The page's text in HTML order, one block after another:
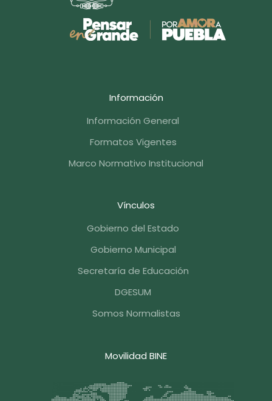
Información
Información General
Formatos Vigentes
Marco Normativo Institucional
Vínculos
Gobierno del Estado
Gobierno Municipal
Secretaría de Educación
DGESUM
Somos Normalistas
Movilidad BINE